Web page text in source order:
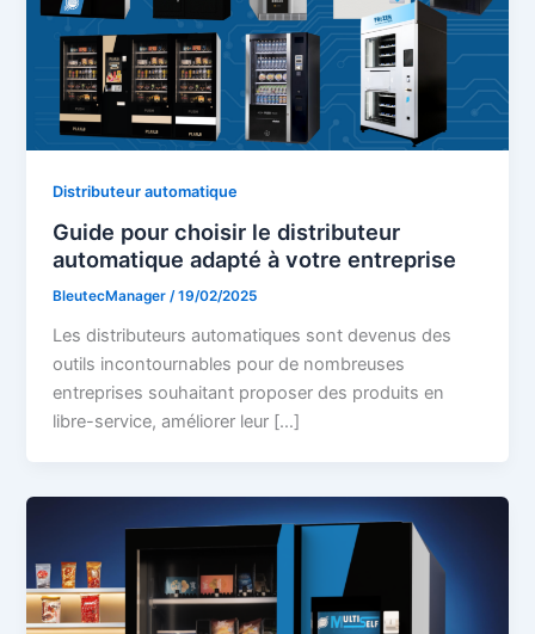
Distributeur automatique
Guide pour choisir le distributeur
automatique adapté à votre entreprise
BleutecManager/19/02/2025
Les distributeurs automatiques sont devenus des
outils incontournables pour de nombreuses
entreprises souhaitant proposer des produits en
libre-service, améliorer leur […]